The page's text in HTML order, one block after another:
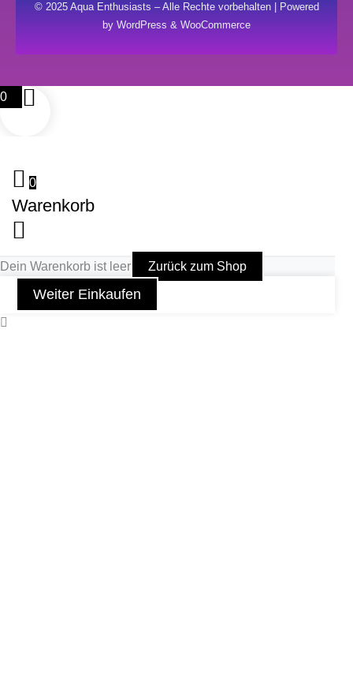
© 2025 Aqua Enthusiasts – Alle Rechte vorbehalten | Powered
by WordPress & WooCommerce
0
0
Warenkorb
Dein Warenkorb ist leer Zurück zum Shop
Weiter Einkaufen